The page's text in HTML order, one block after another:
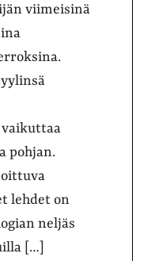
viimeisinä
pohjan.
lehdet on
neljäs
[…]